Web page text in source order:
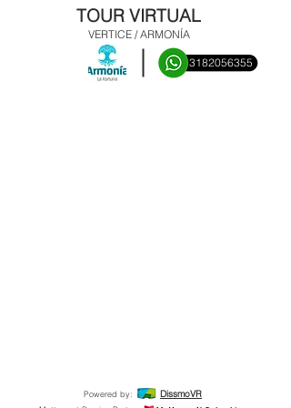
TOUR VIRTUAL
VERTICE / ARMONÍA
3182056355
Powered by: DissmoVR